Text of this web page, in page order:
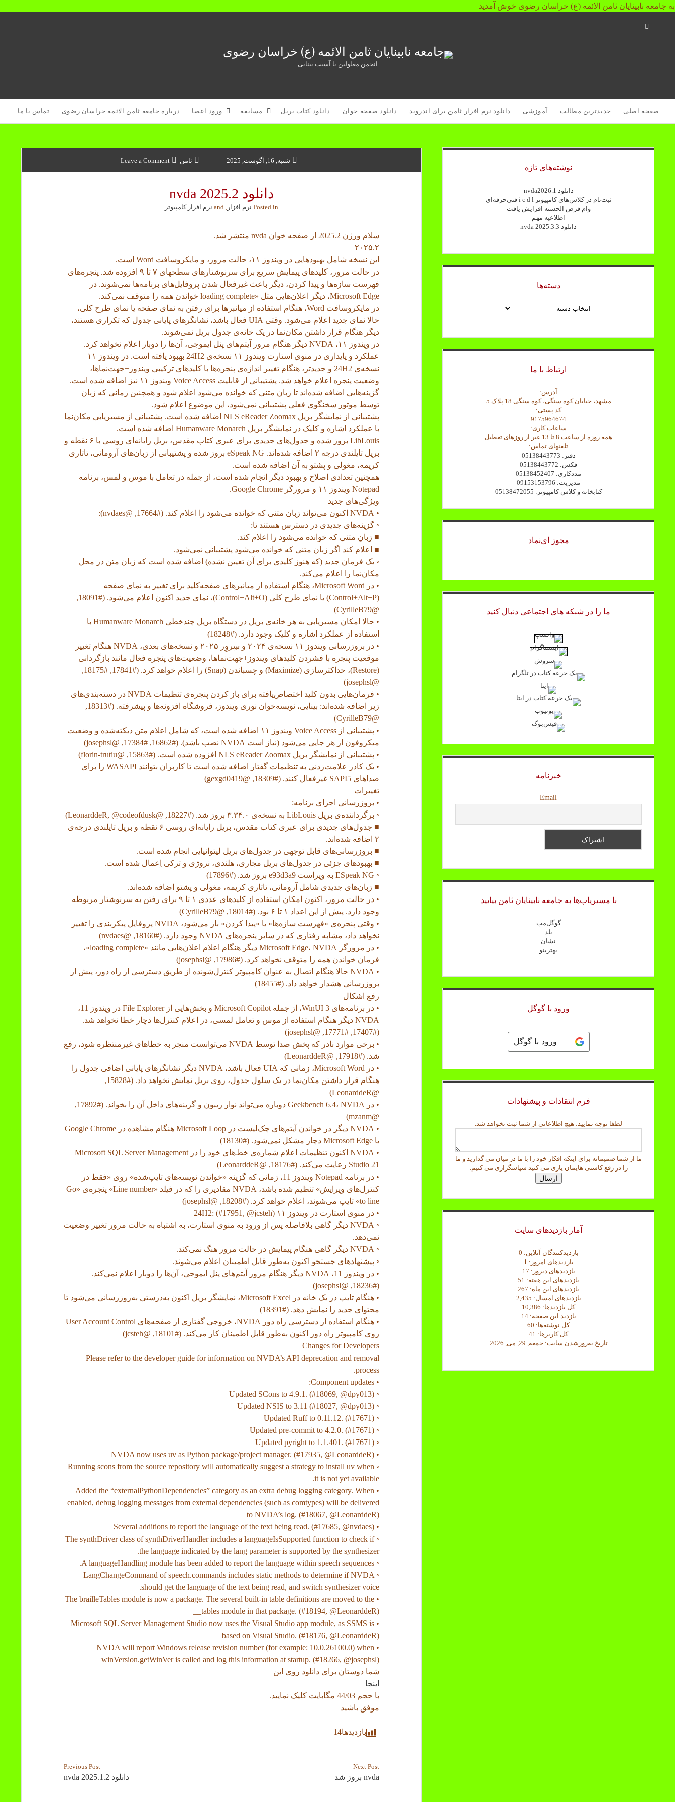
به جامعه نابینایان ثامن الائمه (ع) خراسان رضوی خوش آمدید
Open
جامعه
الائمه
(ع)
خراسان
رضوی
انجمن معلولین با آسیب بینایی
صفحه اصلی جدیدترین مطالب آموزشی دانلود نرم افزار ثامن برای اندروید دانلود صفحه خوان دانلود کتاب بریل مسابقهOpen
Menu
ورود اعضاOpen
Dropdown
Menu
درباره جامعه ثامن الائمه خراسان رضوی تماس با ما
شنبه, 16, آگوست, 2025 ثامن Leave a Comment
دانلود nvda 2025.2
Posted in نرم افزار , and نرم افزار کامپیوتر
سلام ورژن 2025.2 از صفحه خوان nvda منتشر شد.
۲۰۲۵.۲
این نسخه شامل بهبودهایی در ویندوز ۱۱، حالت مرور، و مایکروسافت Word است.
در حالت مرور، کلیدهای پیمایش سریع برای سرنوشتارهای سطحهای ۷ تا ۹ افزوده شد. پنجره‌های
فهرست سازه‌ها و پیدا کردن، دیگر باعث غیرفعال شدن پروفایل‌های برنامه‌ها نمی‌شوند. در
Microsoft Edge، دیگر اعلان‌هایی مثل «loading complete خواندن همه را متوقف نمی‌کند.
در مایکروسافت Word، هنگام استفاده از میانبرها برای رفتن به نمای صفحه یا نمای طرح کلی،
حالا نمای جدید اعلام می‌شود. وقتی UIA فعال باشد، نشانگرهای پایانی جدول که تکراری هستند،
دیگر هنگام قرار داشتن مکان‌نما در یک خانه‌ی جدول بریل نمی‌شوند.
در ویندوز ۱۱، NVDA دیگر هنگام مرور آیتم‌های پنل ایموجی، آن‌ها را دوبار اعلام نخواهد کرد.
عملکرد و پایداری در منوی استارت ویندوز ۱۱ نسخه‌ی 24H2 بهبود یافته است. در ویندوز ۱۱
نسخه‌ی 24H2 و جدیدتر، هنگام تغییر اندازه‌ی پنجره‌ها با کلیدهای ترکیبی ویندوز+جهت‌نماها،
وضعیت پنجره اعلام خواهد شد. پشتیبانی از قابلیت Voice Access ویندوز ۱۱ نیز اضافه شده است.
گزینه‌هایی اضافه شده‌اند تا زبان متنی که خوانده می‌شود اعلام شود و همچنین زمانی که زبان
توسط موتور سخنگوی فعلی پشتیبانی نمی‌شود، این موضوع اعلام شود.
پشتیبانی از نمایشگر بریل NLS eReader Zoomax اضافه شده است. پشتیبانی از مسیریابی مکان‌نما
با عملکرد اشاره و کلیک در نمایشگر بریل Humanware Monarch اضافه شده است.
LibLouis بروز شده و جدول‌های جدیدی برای عبری کتاب مقدس، بریل رایانه‌ای روسی با ۶ نقطه و
بریل تایلندی درجه ۲ اضافه شده‌اند. eSpeak NG بروز شده و پشتیبانی از زبان‌های آرومانی، تاتاری
کریمه، مغولی و پشتو به آن اضافه شده است.
همچنین تعدادی اصلاح و بهبود دیگر انجام شده است، از جمله در تعامل با موس و لمس، برنامه
Notepad ویندوز ۱۱ و مرورگر Google Chrome.
ویژگی‌های جدید
• NVDA اکنون می‌تواند زبان متنی که خوانده می‌شود را اعلام کند. (#17664, @nvdaes):
◦ گزینه‌های جدیدی در دسترس هستند تا:
■ زبان متنی که خوانده می‌شود را اعلام کند.
■ اعلام کند اگر زبان متنی که خوانده می‌شود پشتیبانی نمی‌شود.
◦ یک فرمان جدید (که هنوز کلیدی برای آن تعیین نشده) اضافه شده است که زبان متن در محل
مکان‌نما را اعلام می‌کند.
• در Microsoft Word، هنگام استفاده از میانبرهای صفحه‌کلید برای تغییر به نمای صفحه
(Control+Alt+P) یا نمای طرح کلی (Control+Alt+O)، نمای جدید اکنون اعلام می‌شود. (#18091,
@CyrilleB79)
• حالا امکان مسیریابی به هر خانه‌ی بریل در دستگاه بریل چند‌خطی Humanware Monarch با
استفاده از عملکرد اشاره و کلیک وجود دارد. (#18248)
• در بروزرسانی ویندوز ۱۱ نسخه‌ی ۲۰۲۴ و سِروِر ۲۰۲۵ و نسخه‌های بعدی، NVDA هنگام تغییر
موقعیت پنجره با فشردن کلیدهای ویندوز+جهت‌نماها، وضعیت‌های پنجره فعال مانند بازگردانی
(Restore)، حداکثرسازی (Maximize) و چسباندن (Snap) را اعلام خواهد کرد. (#17841, #18175,
@josephsl)
• فرمان‌هایی بدون کلید اختصاص‌یافته برای باز کردن پنجره‌ی تنظیمات NVDA در دسته‌بندی‌های
زیر اضافه شده‌اند: بینایی، نویسه‌خوان نوری ویندوز، فروشگاه افزونه‌ها و پیشرفته. (#18313,
@CyrilleB79)
• پشتیبانی از Voice Access ویندوز ۱۱ اضافه شده است، که شامل اعلام متن دیکته‌شده و وضعیت
میکروفون از هر جایی می‌شود (نیاز است NVDA نصب باشد). (#16862, #17384, @josephsl)
• پشتیبانی از نمایشگر بریل NLS eReader Zoomax افزوده شده است. (#15863, @florin-trutiu)
• یک کادر علامت‌زدنی به تنظیمات گفتار اضافه شده است تا کاربران بتوانند WASAPI را برای
صداهای SAPI5 غیرفعال کنند. (#18309, @gexgd0419)
تغییرات
• بروزرسانی اجزای برنامه:
◦ برگرداننده‌ی بریل LibLouis به نسخه‌ی ۳.۳۴.۰ بروز شد. (#18227, @LeonarddeR, @codeofdusk)
■ جدول‌های جدیدی برای عبری کتاب مقدس، بریل رایانه‌ای روسی ۶ نقطه و بریل تایلندی درجه‌ی
۲ اضافه شده‌اند.
■ بروزرسانی‌های قابل توجهی در جدول‌های بریل لیتوانیایی انجام شده است.
■ بهبودهای جزئی در جدول‌های بریل مجاری، هلندی، نروژی و ترکی اِعمال شده است.
◦ ESpeak NG به ویراست e93d3a9 بروز شد. (#17896)
■ زبان‌های جدیدی شامل آرومانی، تاتاری کریمه، مغولی و پشتو اضافه شده‌اند.
• در حالت مرور، اکنون امکان استفاده از کلیدهای عددی ۱ تا ۹ برای رفتن به سرنوشتار مربوطه
وجود دارد. پیش از این اعداد ۱ تا ۶ بود. (#18014, @CyrilleB79)
• وقتی پنجره‌ی «فهرست سازه‌ها» یا «پیدا کردن» باز می‌شود، NVDA پروفایل پیکربندی را تغییر
نخواهد داد، مشابه رفتاری که در سایر پنجره‌های NVDA وجود دارد. (#18160, @nvdaes)
• در مرورگر Microsoft Edge، NVDA دیگر هنگام اعلام اعلان‌هایی مانند «loading complete»،
فرمان خواندن همه را متوقف نخواهد کرد. (#17986, @josephsl)
• NVDA حالا هنگام اتصال به عنوان کامپیوتر کنترل‌شونده از طریق دسترسی از راه دور، پیش از
بروزرسانی هشدار خواهد داد. (#18455)
رفع اشکال
• در برنامه‌های WinUI 3، از جمله Microsoft Copilot و بخش‌هایی از File Explorer در ویندوز 11،
NVDA دیگر هنگام استفاده از موس و تعامل لمسی، در اعلام کنترل‌ها دچار خطا نخواهد شد.
(#17407, #17771, @josephsl)
• برخی موارد نادر که پخش صدا توسط NVDA می‌توانست منجر به خطاهای غیرمنتظره شود، رفع
شد. (#17918, @LeonarddeR)
• در Microsoft Word، زمانی که UIA فعال باشد، NVDA دیگر نشانگرهای پایانی اضافی جدول را
هنگام قرار داشتن مکان‌نما در یک سلول جدول، روی بریل نمایش نخواهد داد. (#15828,
@LeonarddeR)
• در Geekbench 6.4، NVDA دوباره می‌تواند نوار ریبون و گزینه‌های داخل آن را بخواند. (#17892,
@mzanm)
• NVDA دیگر در خواندن آیتم‌های چک‌لیست در Microsoft Loop هنگام مشاهده در Google Chrome
یا Microsoft Edge دچار مشکل نمی‌شود. (#18130)
• NVDA اکنون تنظیمات اعلام شماره‌ی خط‌های خود را در Microsoft SQL Server Management
Studio 21 رعایت می‌کند. (#18176, @LeonarddeR)
• در برنامه Notepad ویندوز 11، زمانی که گزینه «خواندن نویسه‌های تایپ‌شده» روی «فقط در
کنترل‌های ویرایش» تنظیم شده باشد، NVDA مقادیری را که در فیلد «Line number» پنجره‌ی «Go
to line» تایپ می‌شوند، اعلام خواهد کرد. (#18208, @josephsl)
• در منوی استارت در ویندوز ۱۱ 24H2: (#17951, @jcsteh)
◦ NVDA دیگر گاهی بلافاصله پس از ورود به منوی استارت، به اشتباه به حالت مرور تغییر وضعیت
نمی‌دهد.
◦ NVDA دیگر گاهی هنگام پیمایش در حالت مرور هنگ نمی‌کند.
◦ پیشنهادهای جستجو اکنون به‌طور قابل اطمینان اعلام می‌شوند.
• در ویندوز 11، NVDA دیگر هنگام مرور آیتم‌های پنل ایموجی، آن‌ها را دوبار اعلام نمی‌کند.
(#18236, @josephsl)
• هنگام تایپ در یک خانه در Microsoft Excel، نمایشگر بریل اکنون به‌درستی به‌روزرسانی می‌شود تا
محتوای جدید را نمایش دهد. (#18391)
• هنگام استفاده از دسترسی راه دور NVDA، خروجی گفتاری از صفحه‌های User Account Control
روی کامپیوتر راه دور اکنون به‌طور قابل اطمینان کار می‌کند. (#18101, @jcsteh)
Changes for Developers
Please refer to the developer guide for information on NVDA’s API deprecation and removal
process.
• Component updates:
◦ Updated SCons to 4.9.1. (#18069, @dpy013)
◦ Updated NSIS to 3.11 (#18027, @dpy013)
◦ Updated Ruff to 0.11.12. (#17671)
◦ Updated pre-commit to 4.2.0. (#17671)
◦ Updated pyright to 1.1.401. (#17671)
• NVDA now uses uv as Python package/project manager. (#17935, @LeonarddeR)
◦ Running scons from the source repository will automatically suggest a strategy to install uv when
it is not yet available.
• Added the “externalPythonDependencies” category as an extra debug logging category. When
enabled, debug logging messages from external dependencies (such as comtypes) will be delivered
to NVDA’s log. (#18067, @LeonarddeR)
• Several additions to report the language of the text being read. (#17685, @nvdaes)
◦ The synthDriver class of synthDriverHandler includes a languageIsSupported function to check if
the language indicated by the lang parameter is supported by the synthesizer.
◦ A languageHandling module has been added to report the language within speech sequences.
◦ LangChangeCommand of speech.commands includes static methods to determine if NVDA
should get the language of the text being read, and switch synthesizer voice.
• The brailleTables module is now a package. The several built-in table definitions are moved to the
__tables module in that package. (#18194, @LeonarddeR)
• Microsoft SQL Server Management Studio now uses the Visual Studio app module, as SSMS is
based on Visual Studio. (#18176, @LeonarddeR)
• NVDA will report Windows release revision number (for example: 10.0.26100.0) when
winVersion.getWinVer is called and log this information at startup. (#18266, @josephsl)
شما دوستان برای دانلود روی این
اینجا
با حجم 44/03 مگابایت کلیک نمایید.
موفق باشید
بازدیدها14
Previous Post
دانلود nvda 2025.1.2
Next Post
nvda بروز شد
Sidebar
نوشته‌های تازه
دانلود nvda2026.1
ثبت‌نام در کلاس‌های کامپیوتر i c d l فنی‌حرفه‌ای
وام قرض الحسنه افزایش یافت
اطلاعیه مهم
دانلود nvda 2025.3.3
دسته‌ها
دسته‌ها
ارتباط با ما
آدرس:
مشهد، خیابان کوه سنگی، کوه سنگی 18 پلاک 5
کد پستی:
9175964674
ساعات کاری:
همه روزه از ساعت 8 تا 13 غیر از روزهای تعطیل
تلفنهای تماس:
دفتر: 05138443773
فکس: 05138443772
مددکاری: 05138452407
مدیریت: 09153153796
کتابخانه و کلاس کامپیوتر: 05138472055
مجوز ای‌نماد
ما را در شبکه های اجتماعی دنبال کنید
خبرنامه
Email
با مسیریاب‌ها به جامعه نابینایان ثامن بیایید
گوگل‌مپ
بلد
نشان
بهترینو
ورود با گوگل
ورود با گوگل
فرم انتقادات و پیشنهادات
ا
خ
و
ا
ه
ج
لطفا توجه نمایید: هیچ اطلاعاتی از شما ثبت نخواهد شد.
ما از شما صمیمانه برای اینکه افکار خود را با ما در میان می گذارید و ما
را در رفع کاستی هایمان یاری می کنید سپاسگزاری می کنیم.
ارسال
آمار بازدیدهای سایت
بازدیدکنندگان آنلاین: 0
بازدیدهای امروز: 1
بازدیدهای دیروز: 17
بازدیدهای این هفته: 51
بازدیدهای این ماه: 267
بازدیدهای امسال: 2,435
کل بازدیدها: 10,386
بازدید این صفحه:14
کل نوشته‌ها: 60
کل کاربرها: 41
تاریخ به‌روزشدن سایت: جمعه, 29, می, 2026